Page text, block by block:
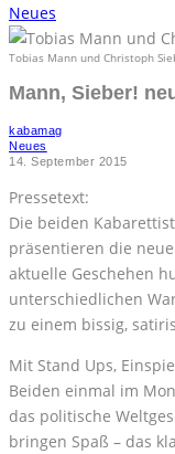
Neues
Tobias Mann und Christoph
Mann, Sieber!
kabamag
Neues
14. September 2015
Pressetext:
Die beiden
präsentieren die
aktuelle Geschehen
unterschiedlichen
zu einem bissig,
Mit Stand Ups,
Beiden einmal im
das politische
bringen Spaß – das